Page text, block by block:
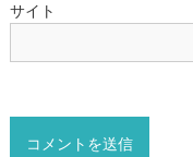
サイト